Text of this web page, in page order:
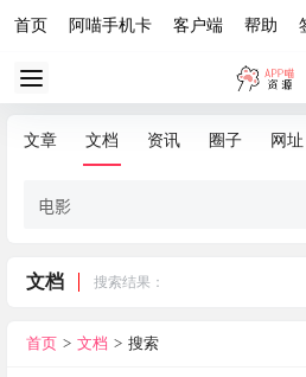
首页 阿喵手机卡 客户端 帮助
文章 文档 资讯 圈子 网址
文档 搜索结果：
首页 > 文档 > 搜索